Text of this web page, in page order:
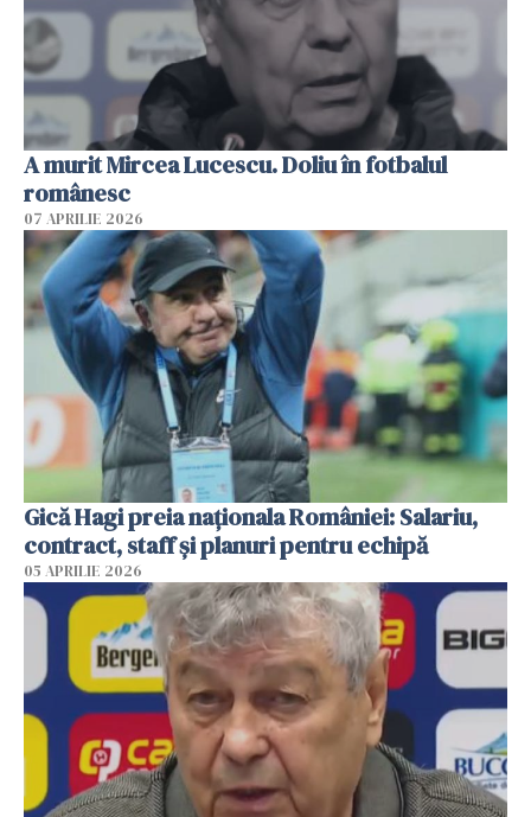
A murit Mircea Lucescu. Doliu în fotbalul
românesc
07 APRILIE 2026
Gică Hagi preia naționala României: Salariu,
contract, staff și planuri pentru echipă
05 APRILIE 2026